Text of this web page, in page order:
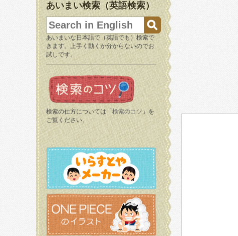
あいまい検索（英語検索）
あいまいな日本語で（英語でも）検索で
きます。上手く動くか分からないのでお
試しです。
検索の仕方については「 検索のコツ 」を
ご覧ください。